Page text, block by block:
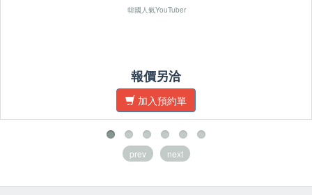
韓國人氣YouTuber
報價另洽
加入預約單
prev next